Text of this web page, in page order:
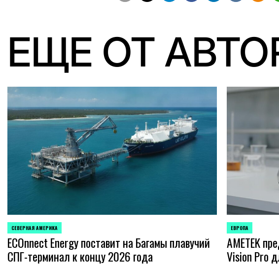
ЕЩЕ ОТ
ОПУБЛИКОВАНО
В
СЕВЕРНАЯ АМЕРИКА
ECOnnect Energy поставит на Багамы плавучий
СПГ-терминал к концу 2026 года
ОПУБЛИКОВАНО
В
ЕВРОПА
AMETEK
Vision Pro